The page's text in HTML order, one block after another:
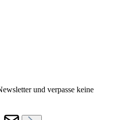
und verpasse keine